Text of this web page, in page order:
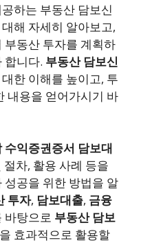
하는 부동산 담보신
해 자세히 알아보고,
부동산 투자를 계획하
합니다. 부동산 담보신
한 이해를 높이고, 투
내용을 얻어가시기 바
수익증권증서 담보대
차, 활용 사례 등을
공을 위한 방법을 알
투자, 담보대출, 금융
바탕으로 부동산 담보
을 효과적으로 활용할